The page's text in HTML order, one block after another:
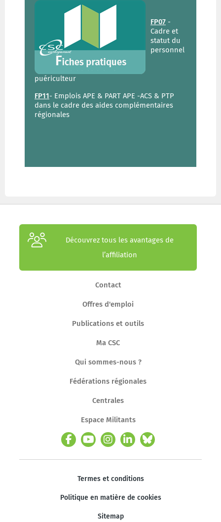
FP07 -
Cadre et
statut du
personnel
puériculteur
FP11- Emplois APE & PART APE -ACS & PTP
dans le cadre des aides complémentaires
régionales
Découvrez tous les avantages de
l’affiliation
Contact
Offres d'emploi
Publications et outils
Ma CSC
Qui sommes-nous ?
Fédérations régionales
Centrales
Espace Militants
Termes et conditions
Politique en matière de cookies
Sitemap